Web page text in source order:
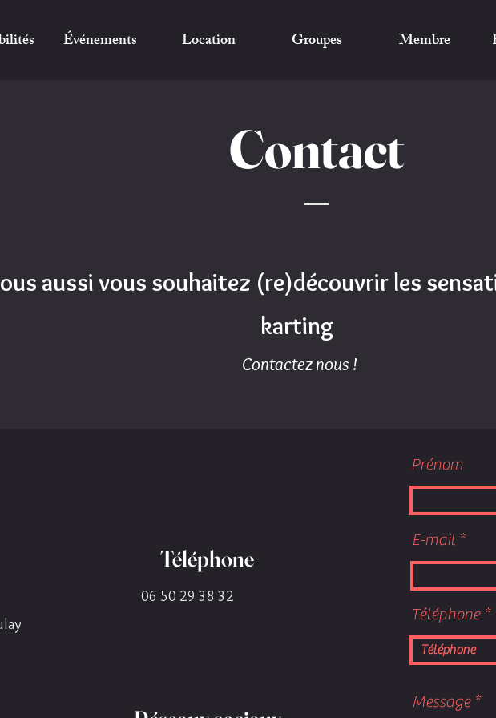
Événements Location Groupes Membre
Contact
aussi vous souhaitez (re)découvrir les
karting
Contactez nous !
Téléphone
06 50 29 38 32
Prénom
E-mail
Téléphone
Message